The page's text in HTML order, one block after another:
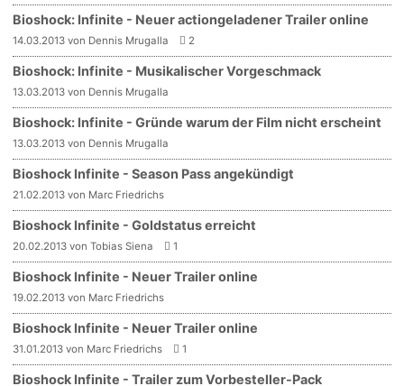
Bioshock: Infinite - Neuer actiongeladener Trailer online
14.03.2013 von Dennis Mrugalla 2
Bioshock: Infinite - Musikalischer Vorgeschmack
13.03.2013 von Dennis Mrugalla
Bioshock: Infinite - Gründe warum der Film nicht erscheint
13.03.2013 von Dennis Mrugalla
Bioshock Infinite - Season Pass angekündigt
21.02.2013 von Marc Friedrichs
Bioshock Infinite - Goldstatus erreicht
20.02.2013 von Tobias Siena 1
Bioshock Infinite - Neuer Trailer online
19.02.2013 von Marc Friedrichs
Bioshock Infinite - Neuer Trailer online
31.01.2013 von Marc Friedrichs 1
Bioshock Infinite - Trailer zum Vorbesteller-Pack